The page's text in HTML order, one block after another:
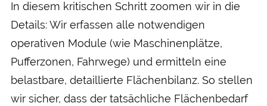
In diesem kritischen Schritt zoomen wir in die
Details: Wir erfassen alle not­wendigen
operativen Module (wie Maschinen­plätze,
Puffer­zonen, Fahr­wege) und ermitteln eine
belast­bare, detaillierte Flächen­bilanz. So stellen
wir sicher, dass der tat­sächliche Flächen­bedarf